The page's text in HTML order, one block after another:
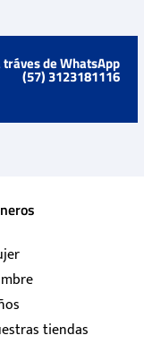
tráves de WhatsApp
(57) 3123181116
tiendas